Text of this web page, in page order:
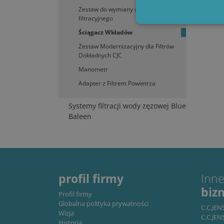
Zestaw do wymiany wkładu
filtracyjnego
Ściągacz Wkładów
Zestaw Modernizacyjny dla Filtrów
Dokładnych CJC
Manometr
Adapter z Filtrem Powietrza
Systemy filtracji wody zęzowej Blue
Baleen
profil firmy
Profil firmy
Globalna polityka prywatności
Wizja
li_gc